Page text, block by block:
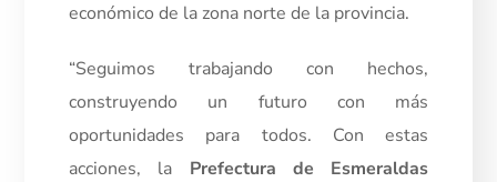
económico de la zona norte de la provincia.
“Seguimos trabajando con hechos,
construyendo un futuro con más
oportunidades para todos. Con estas
acciones, la Prefectura de Esmeraldas